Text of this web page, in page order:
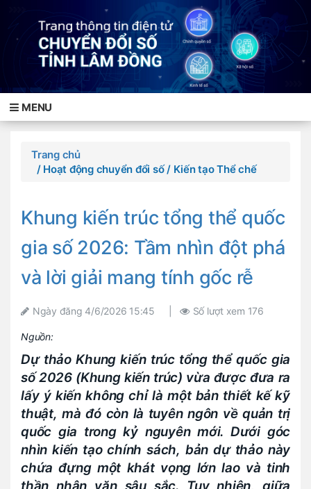
MENU
Trang chủ
/ Hoạt động chuyển đổi số/ Kiến tạo Thể chế
Khung kiến trúc tổng thể quốc
gia số 2026: Tầm nhìn đột phá
và lời giải mang tính gốc rễ
Ngày đăng 4/6/2026 15:45 Số lượt xem 176
Nguồn:
Dự thảo Khung kiến trúc tổng thể quốc gia
số 2026 (Khung kiến trúc) vừa được đưa ra
lấy ý kiến không chỉ là một bản thiết kế kỹ
thuật, mà đó còn là tuyên ngôn về quản trị
quốc gia trong kỷ nguyên mới. Dưới góc
nhìn kiến tạo chính sách, bản dự thảo này
chứa đựng một khát vọng lớn lao và tinh